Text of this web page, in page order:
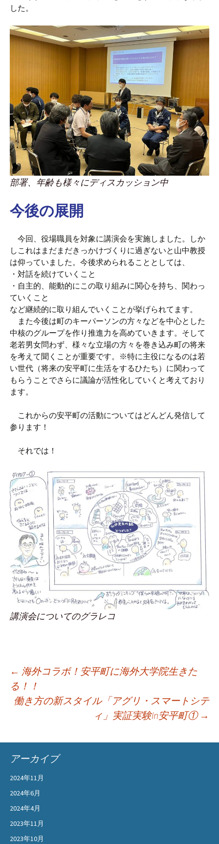
した。
部署、年齢も様々にディスカッション中
今後の展開
今回、役場職員を対象に講演会を実施しました。しか
しこれはまだまだきっかけづくりに過ぎないと山中教授
は仰っていました。今後求められることとしては、
・対話を続けていくこと
・自主的、能動的にこの取り組みに関心を持ち、関わっ
ていくこと
など継続的に取り組んでいくことが挙げられてます。
また今後は町のキーパーソンの方々などを中心とした
中核のグループを作り推進力を高めていきます。そして
老若男女問わず、様々な立場の方々を巻き込み町の将来
を考えて聞くことが重要です。※特に主役になるのは若
い世代（将来の安平町に生活をするひたち）に関わって
もらうことでさらに議論が活性化していくと考えており
ます。
これからの安平町の活動についてはどんどん発信して
参ります！
それでは！
講演会についてのグラレコ
投
稿
ゲ
ー
シ
ョ
ン
← 海外コラボ！安平町に海外大学院生きた
る！！
働き方の新スタイル「アグリ・スマートシテ
ィ」実証実験in安平町① →
アーカイブ
2024年11月
2024年6月
2024年4月
2023年11月
2023年10月